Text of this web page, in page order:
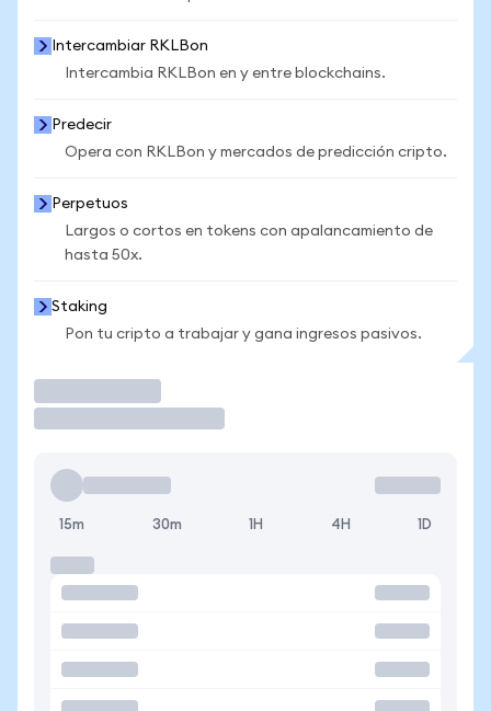
Intercambiar RKLBon
Intercambia RKLBon en y entre blockchains.
Predecir
Opera con RKLBon y mercados de predicción cripto.
Perpetuos
Largos o cortos en tokens con apalancamiento de
hasta 50x.
Staking
Pon tu cripto a trabajar y gana ingresos pasivos.
15m 30m 1H 4H 1D